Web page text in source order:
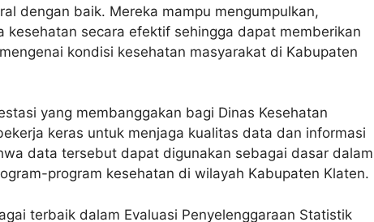
dengan baik. Mereka mampu mengumpulkan,
kesehatan secara efektif sehingga dapat memberikan
kondisi kesehatan masyarakat di Kabupaten
yang membanggakan bagi Dinas Kesehatan
keras untuk menjaga kualitas data dan informasi
data tersebut dapat digunakan sebagai dasar dalam
program kesehatan di wilayah Kabupaten Klaten.
terbaik dalam Evaluasi Penyelenggaraan Statistik